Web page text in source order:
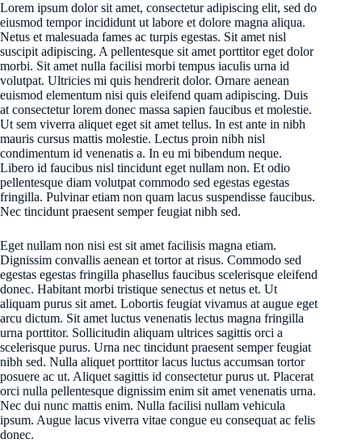
Lorem ipsum dolor sit amet, consectetur adipiscing elit, sed do
eiusmod tempor incididunt ut labore et dolore magna aliqua.
Netus et malesuada fames ac turpis egestas. Sit amet nisl
suscipit adipiscing. A pellentesque sit amet porttitor eget dolor
morbi. Sit amet nulla facilisi morbi tempus iaculis urna id
volutpat. Ultricies mi quis hendrerit dolor. Ornare aenean
euismod elementum nisi quis eleifend quam adipiscing. Duis
at consectetur lorem donec massa sapien faucibus et molestie.
Ut sem viverra aliquet eget sit amet tellus. In est ante in nibh
mauris cursus mattis molestie. Lectus proin nibh nisl
condimentum id venenatis a. In eu mi bibendum neque.
Libero id faucibus nisl tincidunt eget nullam non. Et odio
pellentesque diam volutpat commodo sed egestas egestas
fringilla. Pulvinar etiam non quam lacus suspendisse faucibus.
Nec tincidunt praesent semper feugiat nibh sed.
Eget nullam non nisi est sit amet facilisis magna etiam.
Dignissim convallis aenean et tortor at risus. Commodo sed
egestas egestas fringilla phasellus faucibus scelerisque eleifend
donec. Habitant morbi tristique senectus et netus et. Ut
aliquam purus sit amet. Lobortis feugiat vivamus at augue eget
arcu dictum. Sit amet luctus venenatis lectus magna fringilla
urna porttitor. Sollicitudin aliquam ultrices sagittis orci a
scelerisque purus. Urna nec tincidunt praesent semper feugiat
nibh sed. Nulla aliquet porttitor lacus luctus accumsan tortor
posuere ac ut. Aliquet sagittis id consectetur purus ut. Placerat
orci nulla pellentesque dignissim enim sit amet venenatis urna.
Nec dui nunc mattis enim. Nulla facilisi nullam vehicula
ipsum. Augue lacus viverra vitae congue eu consequat ac felis
donec.